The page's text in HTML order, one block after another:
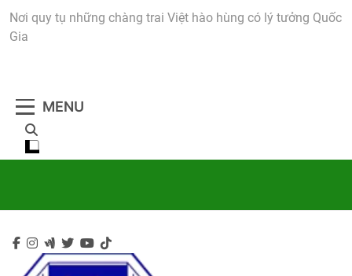
Nơi quy tụ những chàng trai Việt hào hùng có lý tưởng Quốc
Gia
MENU